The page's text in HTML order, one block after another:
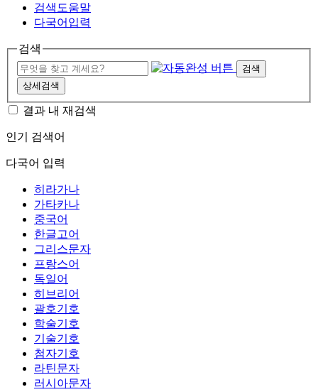
검색도움말
다국어입력
검색
검색
상세검색
결과 내 재검색
인기 검색어
다국어 입력
히라가나
가타카나
중국어
한글고어
그리스문자
프랑스어
독일어
히브리어
괄호기호
학술기호
기술기호
첨자기호
라틴문자
러시아문자